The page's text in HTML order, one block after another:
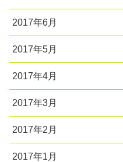
2017年6月
2017年5月
2017年4月
2017年3月
2017年2月
2017年1月